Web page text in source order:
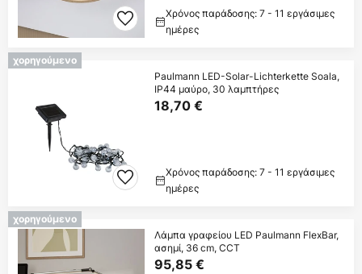
Χρόνος παράδοσης: 7 - 11 εργάσιμες
ημέρες
χορηγούμενο
Paulmann LED-Solar-Lichterkette Soala,
IP44 μαύρο, 30 λαμπτήρες
18,70 €
Χρόνος παράδοσης: 7 - 11 εργάσιμες
ημέρες
χορηγούμενο
Λάμπα γραφείου LED Paulmann FlexBar,
ασημί, 36 cm, CCT
95,85 €